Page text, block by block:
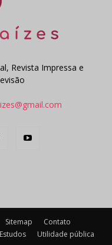
Revista Impressa e
Sitemap
Contato
Estudos Utilidade pública